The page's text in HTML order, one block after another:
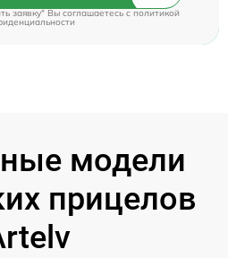
заявку" Вы соглашаетесь c политикой
модели
прицелов